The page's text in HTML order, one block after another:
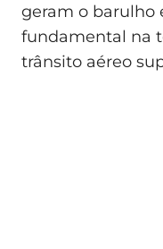
geram o barulho
fundamental na
trânsito aéreo